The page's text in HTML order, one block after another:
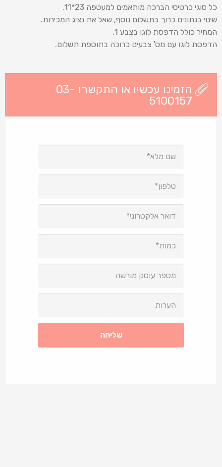
כל סוגי כרטיסי הברכה מותאמים למעטפה 23*11.
שינוי בנתונים כרוך בתשלום נוסף, שאל את נציג המכירות.
המחיר כולל הדפסת לוגו בצבע 1.
הדפסת לוגו עם מס' צבעים כרוכה בתוספת תשלום.
הזמינו עכשיו או התקשרו 03-
5100157